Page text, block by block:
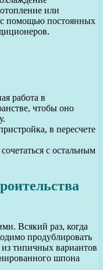
или
с помощью постоянных
работа в
чтобы оно
в пересчете
с остальным
Всякий раз, когда
продублировать
типичных вариантов
шпона